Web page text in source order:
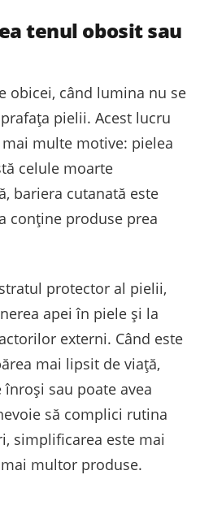
tenul obosit sau
obicei, când lumina nu se
pielii. Acest lucru
multe motive: pielea
celule moarte
bariera cutanată este
conține produse prea
protector al pielii,
apei în piele și la
externi. Când este
mai lipsit de viață,
sau poate avea
să complici rutina
simplificarea este mai
multor produse.